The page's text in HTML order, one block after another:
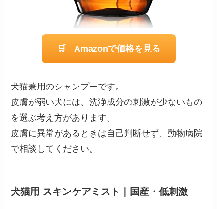
🛒 Amazonで価格を見る
犬猫兼用のシャンプーです。
皮膚が弱い犬には、洗浄成分の刺激が少ないもの
を選ぶ考え方があります。
皮膚に異常があるときは自己判断せず、動物病院
で相談してください。
犬猫用 スキンケアミスト｜国産・低刺激